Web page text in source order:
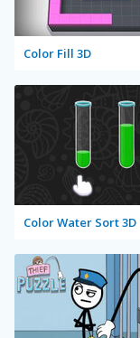
Color Fill 3D
Color Water Sort 3D